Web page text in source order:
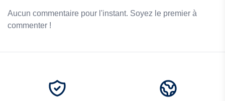
Aucun commentaire pour l'instant. Soyez le premier à
commenter !